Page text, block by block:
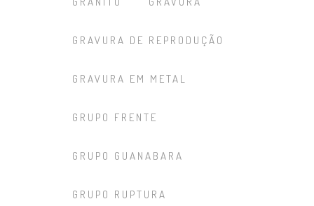
GRAVURA DE REPRODUÇÃO
GRAVURA EM METAL
GRUPO FRENTE
GRUPO GUANABARA
GRUPO RUPTURA